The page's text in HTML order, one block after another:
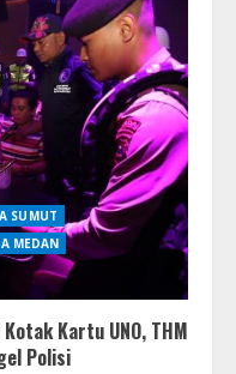
SUMUT
MEDAN
Kartu UNO, THM
Polisi